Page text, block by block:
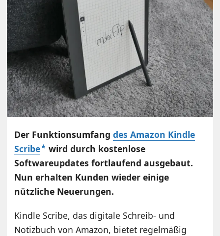
Der Funktionsumfangdes Amazon Kindle
Scribe
wird durch kostenlose
Softwareupdates fortlaufend ausgebaut.
Nun erhalten Kunden wieder einige
nützliche Neuerungen.
Kindle Scribe, das digitale Schreib- und
Notizbuch von Amazon, bietet regelmäßig